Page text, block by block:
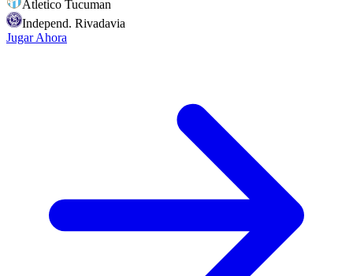
Atletico Tucuman
Independ. Rivadavia
Jugar Ahora